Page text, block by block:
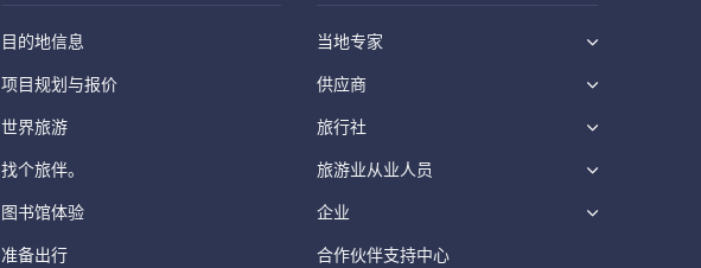
目的地信息
项目规划与报价
世界旅游
找个旅伴。
图书馆体验
准备出行
当地专家
供应商
旅行社
旅游业从业人员
企业
合作伙伴支持中心